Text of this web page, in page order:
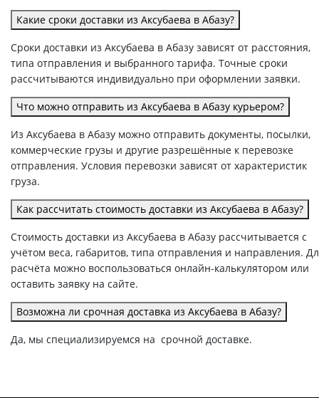
Какие сроки доставки из Аксубаева в Абазу?
Сроки доставки из Аксубаева в Абазу зависят от расстояния,
типа отправления и выбранного тарифа. Точные сроки
рассчитываются индивидуально при оформлении заявки.
Что можно отправить из Аксубаева в Абазу курьером?
Из Аксубаева в Абазу можно отправить документы, посылки,
коммерческие грузы и другие разрешённые к перевозке
отправления. Условия перевозки зависят от характеристик
груза.
Как рассчитать стоимость доставки из Аксубаева в Абазу?
Стоимость доставки из Аксубаева в Абазу рассчитывается с
учётом веса, габаритов, типа отправления и направления.
расчёта можно воспользоваться онлайн-калькулятором или
оставить заявку на сайте.
Возможна ли срочная доставка из Аксубаева в Абазу?
Да, мы специализируемся на срочной доставке.